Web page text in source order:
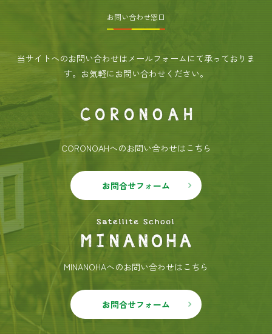
お問い合わせ窓口
当サイトへのお問い合わせはメールフォームにて承っておりま
す。 お気軽にお問い合わせください。
CORONOAHへのお問い合わせはこちら
お問合せフォーム
MINANOHAへのお問い合わせはこちら
お問合せフォーム